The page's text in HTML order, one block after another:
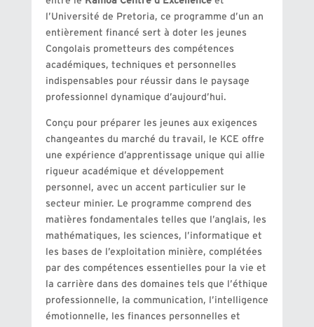
l’Université de Pretoria, ce programme d’un an
entièrement financé sert à doter les jeunes
Congolais prometteurs des compétences
académiques, techniques et personnelles
indispensables pour réussir dans le paysage
professionnel dynamique d’aujourd’hui.
Conçu pour préparer les jeunes aux exigences
changeantes du marché du travail, le KCE offre
une expérience d’apprentissage unique qui allie
rigueur académique et développement
personnel, avec un accent particulier sur le
secteur minier. Le programme comprend des
matières fondamentales telles que l’anglais, les
mathématiques, les sciences, l’informatique et
les bases de l’exploitation minière, complétées
par des compétences essentielles pour la vie et
la carrière dans des domaines tels que l’éthique
professionnelle, la communication, l’intelligence
émotionnelle, les finances personnelles et